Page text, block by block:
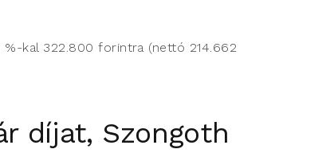
kal 322.800 forintra (nettó 214.662
díjat, Szongoth